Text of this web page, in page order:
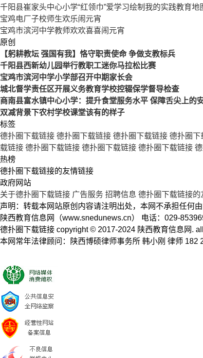
千阳县崔家头中心小学“红领巾”爱学习绘制我的实践教育地
宝鸡电厂子校师生欢乐闹元宵
宝鸡市滨河中学教师欢欢喜喜闹元宵
原创
【躬耕教坛 强国有我】恪守职责使命 争做支教标兵
千阳县西新幼儿园举行教职工迷你马拉松比赛
宝鸡市滨河中学小学部召开中期家长会
城北督学责任区开展义务教育学校控辍保学督导检查
商南县富水镇中心小学：提升食堂服务水平 保障舌尖上的
双减背景下农村学校课堂该有的样子
标签
德扑圈下载链接 德扑圈下载链接 德扑圈下载链接 德扑圈下
载链接 德扑圈下载链接 德扑圈下载链接 德扑圈下载链接
热榜
德扑圈下载链接的友情链接
政府网站
关于德扑圈下载链接 广告服务 招聘信息 德扑圈下载链接的
声明：转载本网站原创内容请注明出处，本网不承担任何
陕西教育信息网（www.snedunews.cn） 电话：029-
德扑圈下载链接 copyright © 2017-2024 陕西教育信息网.
本网常年法律顾问：陕西博硕律师事务所 韩小刚 律师 182